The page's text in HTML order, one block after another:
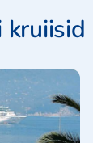
kruiisid